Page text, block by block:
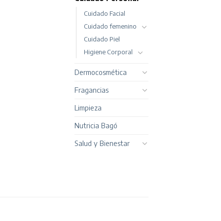
Cuidado Facial
Cuidado femenino
Cuidado Piel
Higiene Corporal
Dermocosmética
Fragancias
Limpieza
Nutricia Bagó
Salud y Bienestar